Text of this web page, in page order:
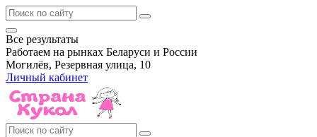
Все результаты
Работаем на рынках Беларуси и России
Могилёв, Резервная улица, 10
Личный кабинет